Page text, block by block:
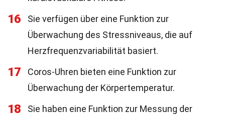
16
Sie verfügen über eine Funktion zur
Überwachung des Stressniveaus, die auf
Herzfrequenzvariabilität basiert.
17
Coros-Uhren bieten eine Funktion zur
Überwachung der Körpertemperatur.
18
Sie haben eine Funktion zur Messung der